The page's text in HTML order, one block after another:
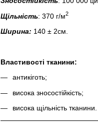
Щільність: 370 г/м2
Ширина: 140 ± 2см.
Властивості тканини:
антикіготь;
висока зносостійкість;
висока щільність тканини